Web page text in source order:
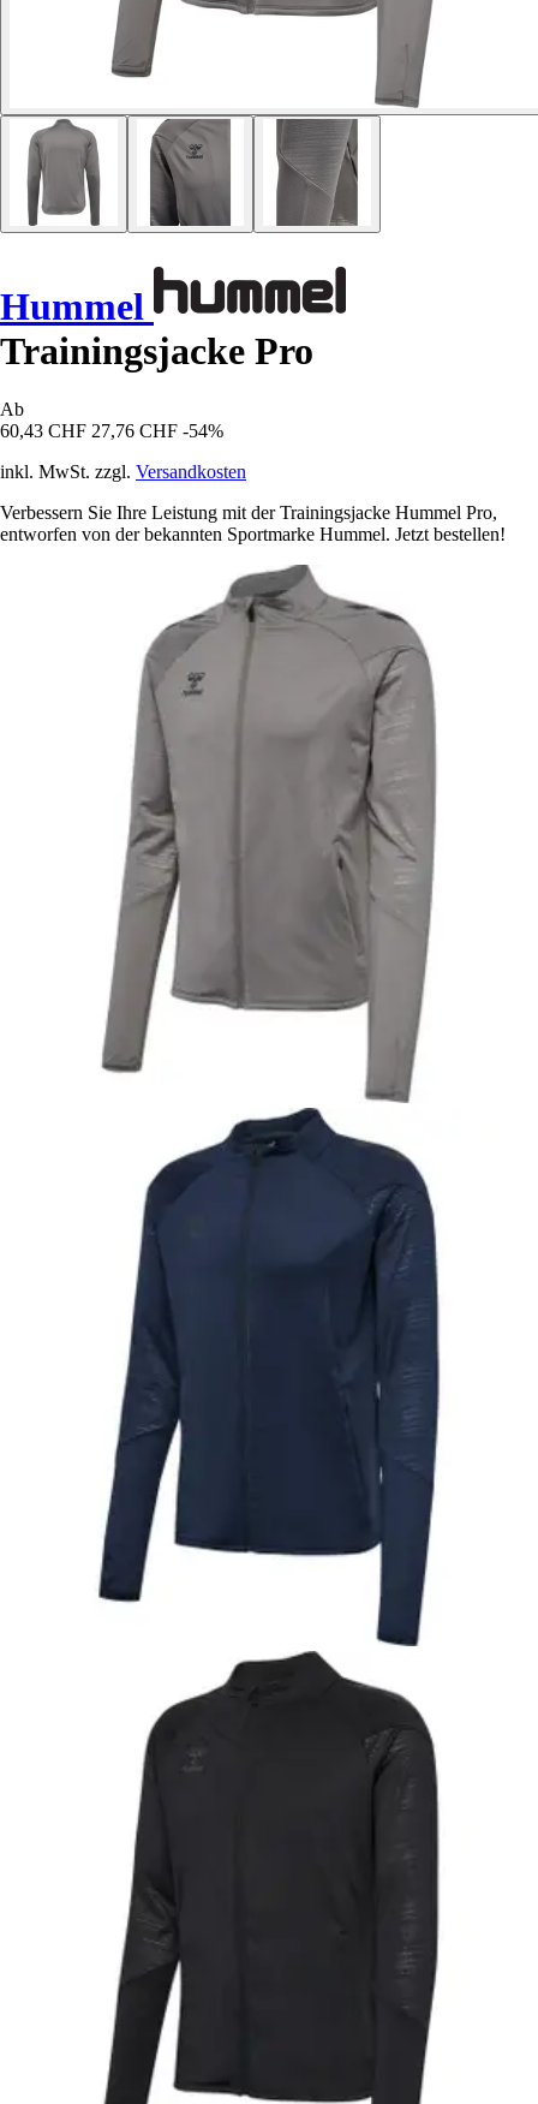
Hummel
Trainingsjacke Pro
Ab
60,43 CHF 27,76 CHF -54%
inkl. MwSt. zzgl. Versandkosten
Verbessern Sie Ihre Leistung mit der Trainingsjacke Hummel Pro,
entworfen von der bekannten Sportmarke Hummel. Jetzt bestellen!